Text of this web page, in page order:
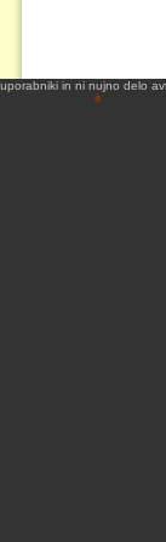
in ni nujno delo